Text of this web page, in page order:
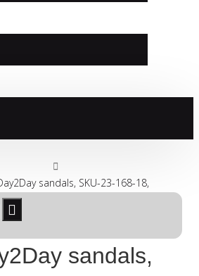
sandals, SKU-23-168-18,
sandals,